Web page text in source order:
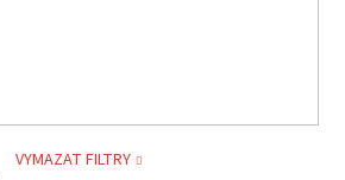
VYMAZAT FILTRY